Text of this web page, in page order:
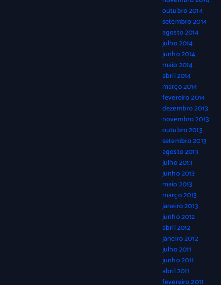
outubro 2014
setembro 2014
agosto 2014
julho 2014
junho 2014
maio 2014
abril 2014
março 2014
fevereiro 2014
dezembro 2013
novembro 2013
outubro 2013
setembro 2013
agosto 2013
julho 2013
junho 2013
maio 2013
março 2013
janeiro 2013
junho 2012
abril 2012
janeiro 2012
julho 2011
junho 2011
abril 2011
fevereiro 2011